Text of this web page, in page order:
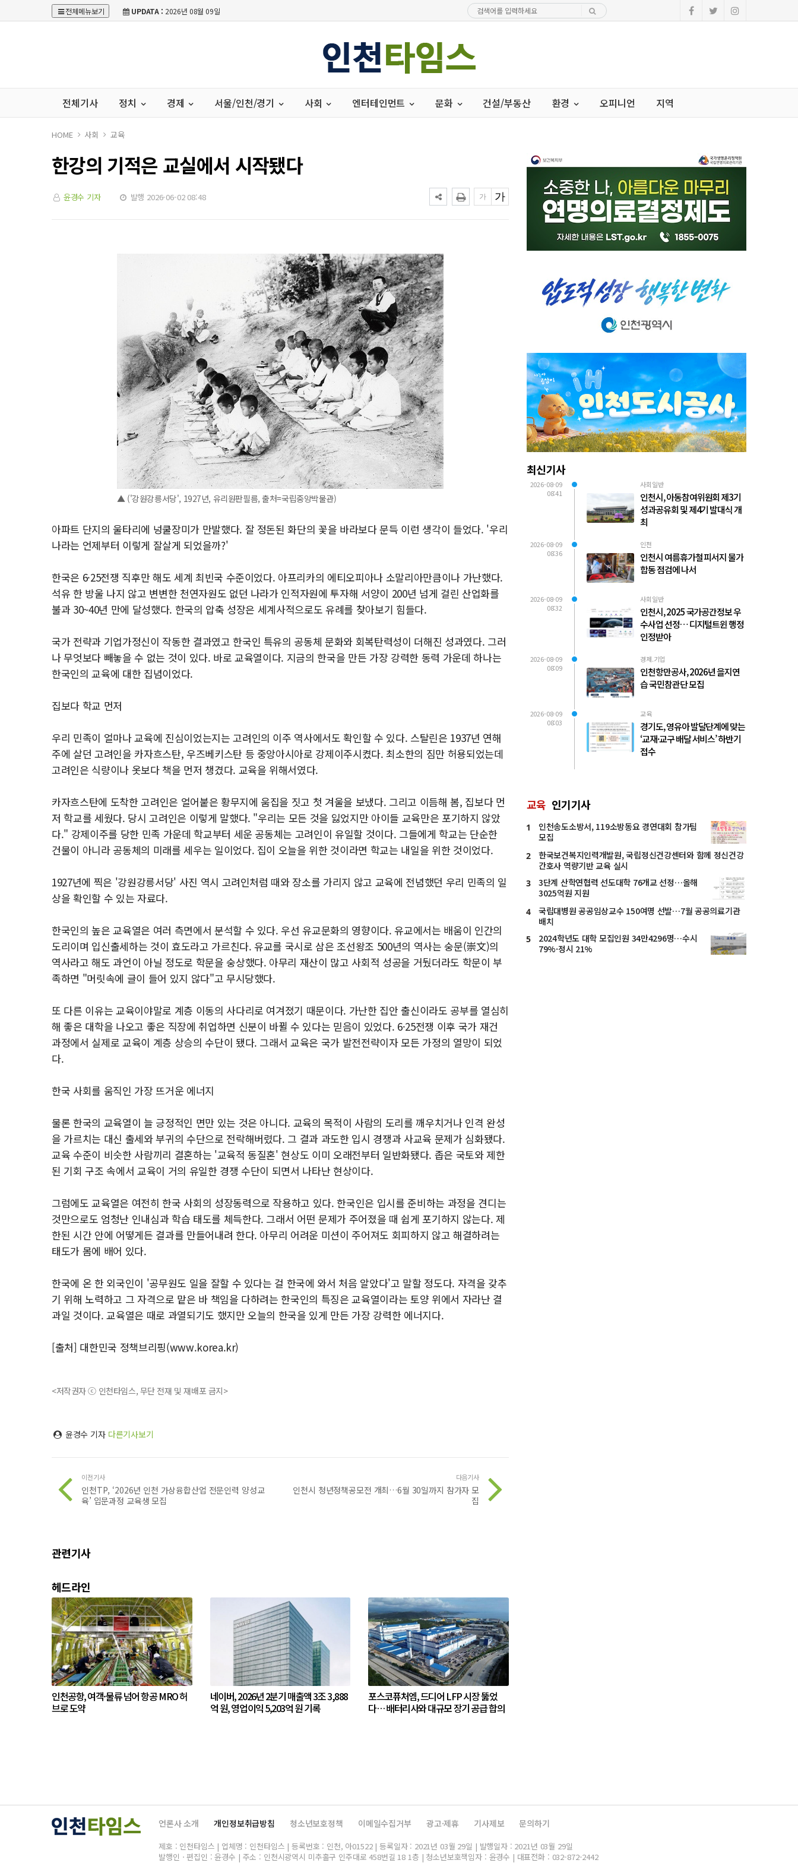
전체메뉴보기 UPDATA : 2026년 08월 09일
전체기사 정치 경제 서울/인천/경기 사회 엔터테인먼트 문화 건설/부동산 환경 오피니언 지역
HOME 사회 교육
한강의 기적은 교실에서 시작됐다
윤경수 기자 발행 2026-06-02 08:48
▲ ('강원강릉서당', 1927년, 유리원판필름, 출처=국립중앙박물관)
아파트 단지의 울타리에 넝쿨장미가 만발했다. 잘 정돈된 화단의 꽃을 바라보다 문득 이런 생각이 들었다. '우리
나라는 언제부터 이렇게 잘살게 되었을까?'
한국은 6·25전쟁 직후만 해도 세계 최빈국 수준이었다. 아프리카의 에티오피아나 소말리아만큼이나 가난했다.
석유 한 방울 나지 않고 변변한 천연자원도 없던 나라가 인적자원에 투자해 서양이 200년 넘게 걸린 산업화를
불과 30~40년 만에 달성했다. 한국의 압축 성장은 세계사적으로도 유례를 찾아보기 힘들다.
국가 전략과 기업가정신이 작동한 결과였고 한국인 특유의 공동체 문화와 회복탄력성이 더해진 성과였다. 그러
나 무엇보다 빼놓을 수 없는 것이 있다. 바로 교육열이다. 지금의 한국을 만든 가장 강력한 동력 가운데 하나는
한국인의 교육에 대한 집념이었다.
집보다 학교 먼저
우리 민족이 얼마나 교육에 진심이었는지는 고려인의 이주 역사에서도 확인할 수 있다. 스탈린은 1937년 연해
주에 살던 고려인을 카자흐스탄, 우즈베키스탄 등 중앙아시아로 강제이주시켰다. 최소한의 짐만 허용되었는데
고려인은 식량이나 옷보다 책을 먼저 챙겼다. 교육을 위해서였다.
카자흐스탄에 도착한 고려인은 얼어붙은 황무지에 움집을 짓고 첫 겨울을 보냈다. 그리고 이듬해 봄, 집보다 먼
저 학교를 세웠다. 당시 고려인은 이렇게 말했다. "우리는 모든 것을 잃었지만 아이들 교육만은 포기하지 않았
다." 강제이주를 당한 민족 가운데 학교부터 세운 공동체는 고려인이 유일할 것이다. 그들에게 학교는 단순한
건물이 아니라 공동체의 미래를 세우는 일이었다. 집이 오늘을 위한 것이라면 학교는 내일을 위한 것이었다.
1927년에 찍은 '강원강릉서당' 사진 역시 고려인처럼 때와 장소를 가리지 않고 교육에 전념했던 우리 민족의 일
상을 확인할 수 있는 자료다.
한국인의 높은 교육열은 여러 측면에서 분석할 수 있다. 우선 유교문화의 영향이다. 유교에서는 배움이 인간의
도리이며 입신출세하는 것이 효도라고 가르친다. 유교를 국시로 삼은 조선왕조 500년의 역사는 숭문(崇文)의
역사라고 해도 과언이 아닐 정도로 학문을 숭상했다. 아무리 재산이 많고 사회적 성공을 거뒀더라도 학문이 부
족하면 "머릿속에 글이 들어 있지 않다"고 무시당했다.
또 다른 이유는 교육이야말로 계층 이동의 사다리로 여겨졌기 때문이다. 가난한 집안 출신이라도 공부를 열심히
해 좋은 대학을 나오고 좋은 직장에 취업하면 신분이 바뀔 수 있다는 믿음이 있었다. 6·25전쟁 이후 국가 재건
과정에서 실제로 교육이 계층 상승의 수단이 됐다. 그래서 교육은 국가 발전전략이자 모든 가정의 열망이 되었
다.
한국 사회를 움직인 가장 뜨거운 에너지
물론 한국의 교육열이 늘 긍정적인 면만 있는 것은 아니다. 교육의 목적이 사람의 도리를 깨우치거나 인격 완성
을 가르치는 대신 출세와 부귀의 수단으로 전락해버렸다. 그 결과 과도한 입시 경쟁과 사교육 문제가 심화됐다.
교육 수준이 비슷한 사람끼리 결혼하는 '교육적 동질혼' 현상도 이미 오래전부터 일반화됐다. 좁은 국토와 제한
된 기회 구조 속에서 교육이 거의 유일한 경쟁 수단이 되면서 나타난 현상이다.
그럼에도 교육열은 여전히 한국 사회의 성장동력으로 작용하고 있다. 한국인은 입시를 준비하는 과정을 견디는
것만으로도 엄청난 인내심과 학습 태도를 체득한다. 그래서 어떤 문제가 주어졌을 때 쉽게 포기하지 않는다. 제
한된 시간 안에 어떻게든 결과를 만들어내려 한다. 아무리 어려운 미션이 주어져도 회피하지 않고 해결하려는
태도가 몸에 배어 있다.
한국에 온 한 외국인이 '공무원도 일을 잘할 수 있다는 걸 한국에 와서 처음 알았다'고 말할 정도다. 자격을 갖추
기 위해 노력하고 그 자격으로 맡은 바 책임을 다하려는 한국인의 특징은 교육열이라는 토양 위에서 자라난 결
과일 것이다. 교육열은 때로 과열되기도 했지만 오늘의 한국을 있게 만든 가장 강력한 에너지다.
[출처] 대한민국 정책브리핑(www.korea.kr)
<저작권자 ⓒ 인천타임스, 무단 전재 및 재배포 금지>
윤경수 기자 다른기사보기
이전기사
인천TP, ‘2026년 인천 가상융합산업 전문인력 양성교
육’ 입문과정 교육생 모집
다음기사
인천시 청년정책공모전 개최…6월 30일까지 참가자 모
집
관련기사
헤드라인
인천공항, 여객·물류 넘어 항공 MRO 허
브로 도약
네이버, 2026년 2분기 매출액 3조 3,888
억 원, 영업이익 5,203억 원 기록
포스코퓨처엠, 드디어 LFP 시장 뚫었
다… 배터리사와 대규모 장기 공급 합의
최신기사
2026-08-09
08:41
사회일반
인천시, 아동참여위원회 제3기
성과공유회 및 제4기 발대식 개
최
2026-08-09
08:36
인천
인천시 여름휴가철 피서지 물가
합동 점검에 나서
2026-08-09
08:32
사회일반
인천시, 2025 국가공간정보 우
수사업 선정… 디지털트윈 행정
인정받아
2026-08-09
08:09
경제.기업
인천항만공사, 2026년 을지연
습 국민참관단 모집
2026-08-09
08:03
교육
경기도, 영유아 발달단계에 맞는
‘교재·교구 배달 서비스’ 하반기
접수
교육 인기기사
1
인천송도소방서, 119소방동요 경연대회 참가팀
모집
2
한국보건복지인력개발원, 국립정신건강센터와 함께 정신건강
간호사 역량기반 교육 실시
3
3단계 산학연협력 선도대학 76개교 선정…올해
3025억원 지원
4
국립대병원 공공임상교수 150여명 선발…7월 공공의료기관
배치
5
2024학년도 대학 모집인원 34만4296명…수시
79%·정시 21%
언론사 소개 개인정보취급방침 청소년보호정책 이메일수집거부 광고·제휴 기사제보 문의하기
제호 : 인천타임스 | 업체명 : 인천타임스 | 등록번호 : 인천, 아01522 | 등록일자 : 2021년 03월 29일 | 발행일자 : 2021년 03월 29일
발행인ㆍ편집인 : 윤경수 | 주소 : 인천시광역시 미추홀구 인주대로 458번길 18 1층 | 청소년보호책임자 : 윤경수 | 대표전화 : 032-872-2442